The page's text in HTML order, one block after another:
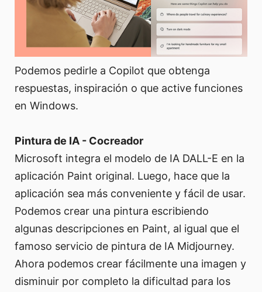
Podemos pedirle a Copilot que obtenga
respuestas, inspiración o que active funciones
en Windows.
Pintura de IA - Cocreador
Microsoft integra el modelo de IA DALL-E en la
aplicación Paint original. Luego, hace que la
aplicación sea más conveniente y fácil de usar.
Podemos crear una pintura escribiendo
algunas descripciones en Paint, al igual que el
famoso servicio de pintura de IA Midjourney.
Ahora podemos crear fácilmente una imagen y
disminuir por completo la dificultad para los